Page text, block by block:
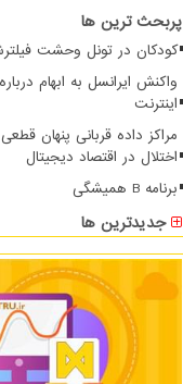
پربحث ترین ها
کودکان در تونل وحشت
واکنش ایرانسل به ابهام
اینترنت
مراکز داده قربانی پنهان
اختلال در اقتصاد دیجیتال
برنامه B همیشگی
جدیدترین ها